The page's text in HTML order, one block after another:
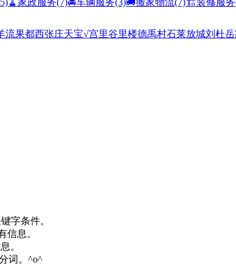
🧹家政服务(7)🚘车辆服务(3)🚚搬家物流(7)🏗️装修服务
流果都西张庄天宝√宫里谷里楼德禹村石莱放城刘杜
字条件。
信息。
。
词。^o^